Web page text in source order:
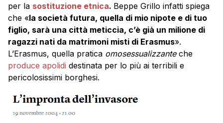
per la sostituzione etnica. Beppe Grillo infatti spiega
che «la società futura, quella di mio nipote e di tuo
figlio, sarà una città meticcia, c’è già un milione di
ragazzi nati da matrimoni misti di Erasmus».
L’Erasmus, quella pratica omosessualizzante che
produce apolidi destinata per lo più ai terribili e
pericolosissimi borghesi.